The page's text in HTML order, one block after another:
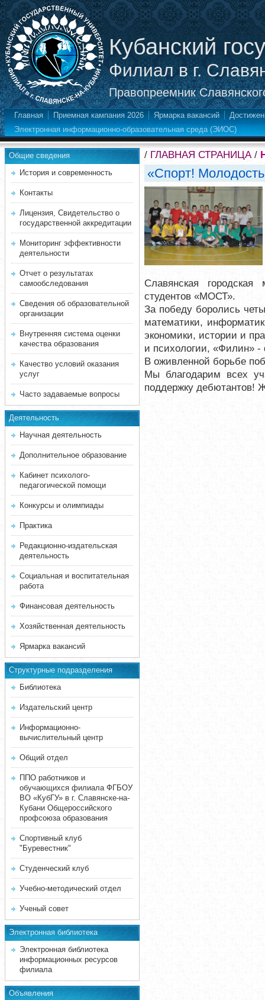
Кубанский
Филиал в г.
Правопреемник
Главная Приемная кампания 2026 Ярмарка вакансий
Электронная информационно-образовательная среда (ЭИОС)
Общие сведения
История и современность
Контакты
Лицензия, Свидетельство о
государственной аккредитации
Мониторинг эффективности
деятельности
Отчет о результатах
самообследования
Сведения об образовательной
организации
Внутренняя система оценки
качества образования
Качество условий оказания
услуг
Часто задаваемые вопросы
Деятельность
Научная деятельность
Дополнительное образование
Кабинет психолого-
педагогической помощи
Конкурсы и олимпиады
Практика
Редакционно-издательская
деятельность
Социальная и воспитательная
работа
Финансовая деятельность
Хозяйственная деятельность
Ярмарка вакансий
Структурные подразделения
Библиотека
Издательский центр
Информационно-
вычислительный центр
Общий отдел
ППО работников и
обучающихся филиала ФГБОУ
ВО «КубГУ» в г. Славянске-на-
Кубани Общероссийского
профсоюза образования
Спортивный клуб
"Буревестник"
Студенческий клуб
Учебно-методический отдел
Ученый совет
Электронная библиотека
Электронная библиотека
информационных ресурсов
филиала
Объявления
/ ГЛАВНАЯ СТРАНИЦА/
«Спорт!
Славянская городская
студентов «МОСТ».
За победу боролись
математики,
экономики, истории и
и психологии, «Филин» -
В оживленной борьбе
Мы благодарим всех
поддержку дебютантов!